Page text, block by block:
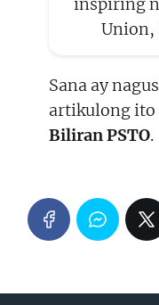
inspiring
Union,
Sana ay
artikulong ito
Biliran PSTO.